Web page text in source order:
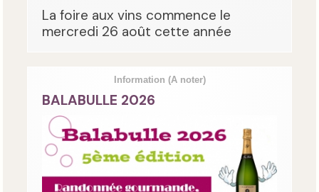
La foire aux vins commence le
mercredi 26 août cette année
Information (A noter)
BALABULLE 2026